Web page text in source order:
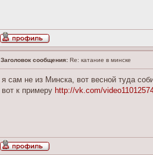
Заголовок сообщения: Re: катание в минске
я сам не из Минска, вот весной туда
вот к примеру http://vk.com/